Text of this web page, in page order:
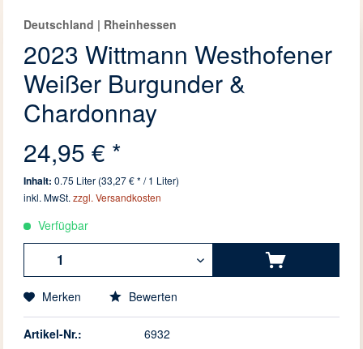
Deutschland | Rheinhessen
2023 Wittmann Westhofener
Weißer Burgunder &
Chardonnay
24,95 € *
Inhalt:0.75 Liter (33,27 € * / 1 Liter)
inkl. MwSt.zzgl. Versandkosten
Verfügbar
Merken Bewerten
Artikel-Nr.:
6932